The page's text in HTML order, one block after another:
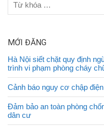
MỚI ĐĂNG
Hà Nội siết chặt quy định
trình vi phạm phòng cháy
Cảnh báo nguy cơ chập
Đảm bảo an toàn phòng
dân cư